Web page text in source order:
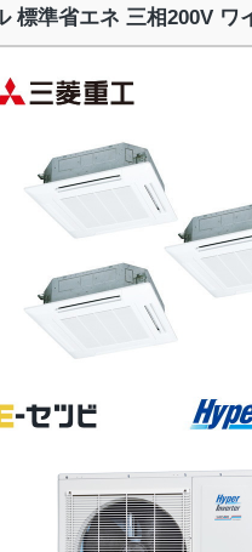
標準省エネ 三相200V ワ